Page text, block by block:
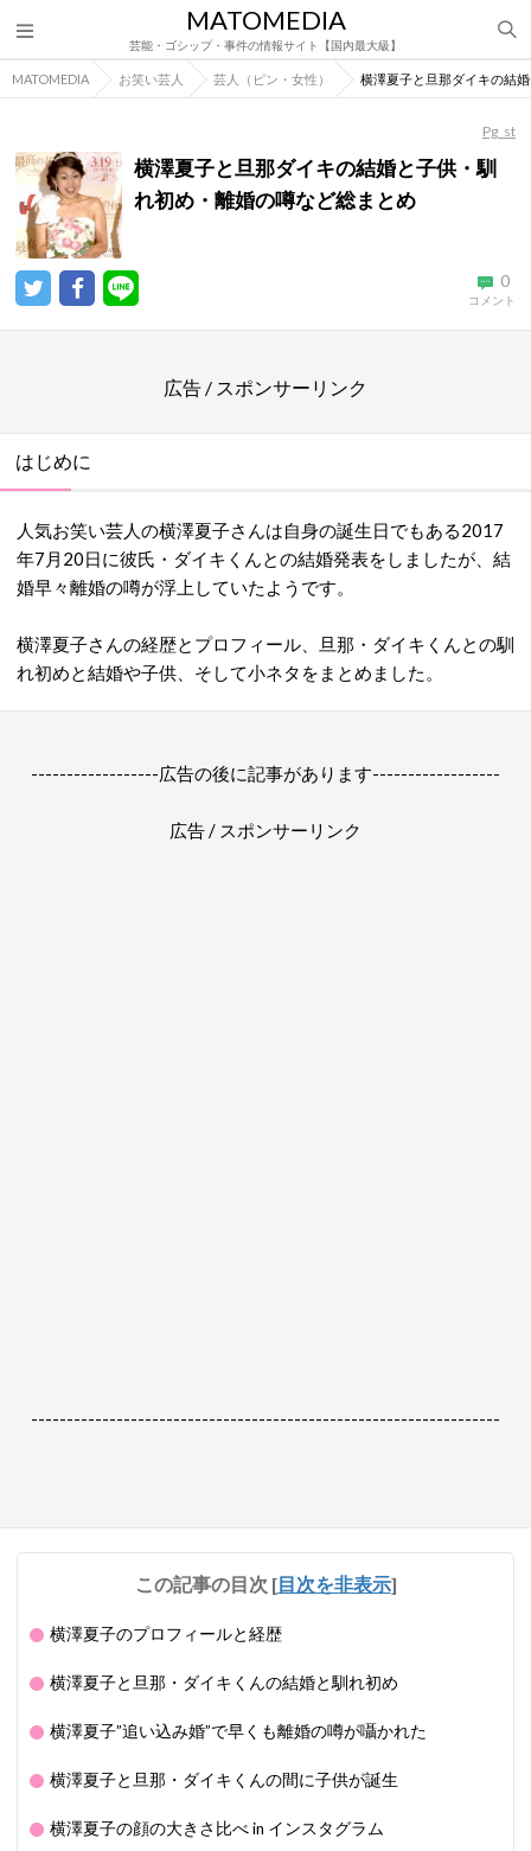
MATOMEDIA
芸能・ゴシップ・事件の情報サイト【国内最大級】
MATOMEDIA お笑い芸人 芸人（ピン・女性） 横澤夏子と旦那ダイキの結
Pg_st
横澤夏子と旦那ダイキの結婚と子供・馴
れ初め・離婚の噂など総まとめ
0
コメント
広告 / スポンサーリンク
はじめに
人気お笑い芸人の横澤夏子さんは自身の誕生日でもある2017
年7月20日に彼氏・ダイキくんとの結婚発表をしましたが、結
婚早々離婚の噂が浮上していたようです。
横澤夏子さんの経歴とプロフィール、旦那・ダイキくんとの馴
れ初めと結婚や子供、そして小ネタをまとめました。
------------------広告の後に記事があります------------------
広告 / スポンサーリンク
------------------------------------------------------------------
この記事の目次 [目次を非表示]
横澤夏子のプロフィールと経歴
横澤夏子と旦那・ダイキくんの結婚と馴れ初め
横澤夏子”追い込み婚”で早くも離婚の噂が囁かれた
横澤夏子と旦那・ダイキくんの間に子供が誕生
横澤夏子の顔の大きさ比べ in インスタグラム